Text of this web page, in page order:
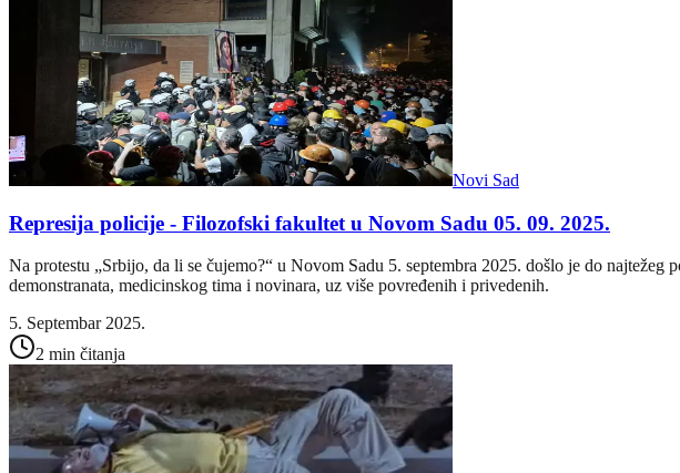
Novi Sad
Represija policije - Filozofski fakultet u Novom Sadu 05. 09. 2025.
Na protestu „Srbijo, da li se čujemo?“ u Novom Sadu 5. septembra 2025. došlo je do
demonstranata, medicinskog tima i novinara, uz više povređenih i privedenih.
5. Septembar 2025.
2 min čitanja